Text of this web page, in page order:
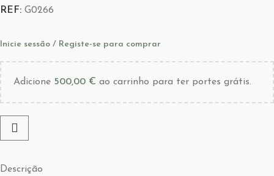
REF: G0266
Inicie sessão / Registe-se para comprar
Adicione 500,00 € ao carrinho para ter portes grátis.
Descrição